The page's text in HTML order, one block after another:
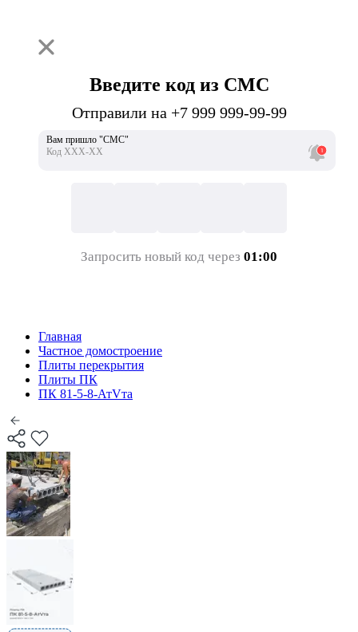
Введите код из СМС
Отправили на +7 999 999-99-99
Вам пришло "СМС"
Код ХХХ-ХХ
Запросить новый код через 01:00
Главная
Частное домостроение
Плиты перекрытия
Плиты ПК
ПК 81-5-8-АтVта